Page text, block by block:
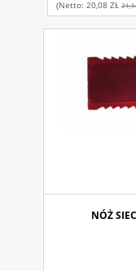
(netto:20,08 ZŁ
NÓŻ